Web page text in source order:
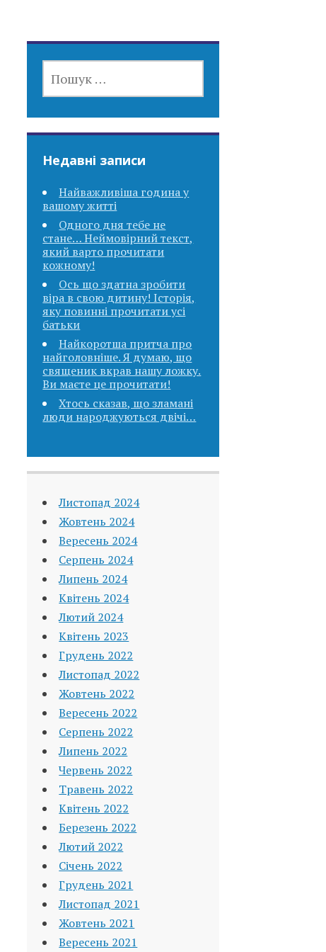
Недавні записи
Найважливіша година у
вашому житті
Одного дня тебе не
стане… Неймовірний текст,
який варто прочитати
кожному!
Ось що здатна зробити
віра в свою дитину! Історія,
яку повинні прочитати усі
батьки
Найкоротша притча про
найголовніше. Я думаю, що
священик вкpав нашу ложку.
Ви маєте це прочитати!
Хтось сказав, що зламані
люди народжуються двічі…
Листопад 2024
Жовтень 2024
Вересень 2024
Серпень 2024
Липень 2024
Квітень 2024
Лютий 2024
Квітень 2023
Грудень 2022
Листопад 2022
Жовтень 2022
Вересень 2022
Серпень 2022
Липень 2022
Червень 2022
Травень 2022
Квітень 2022
Березень 2022
Лютий 2022
Січень 2022
Грудень 2021
Листопад 2021
Жовтень 2021
Вересень 2021